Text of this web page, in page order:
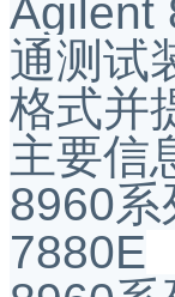
Agilent
通测试
格式并
主要信
8960系
7880E